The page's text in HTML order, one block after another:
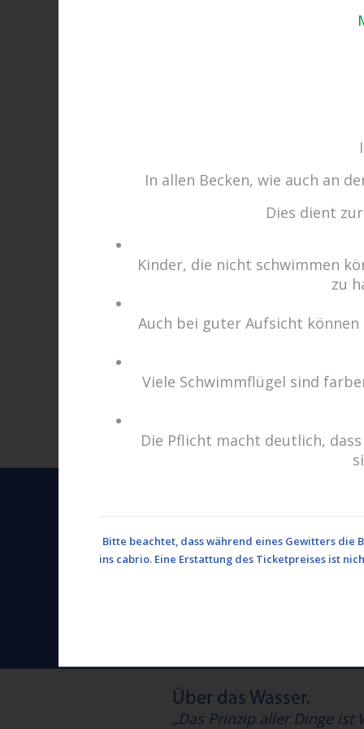
48308 Senden
Über das Wasser.
„Das Prinzip aller Dinge ist
In allen Becken, wie auch an
Dies dient
Kinder, die nicht schwimmen
zu
Auch bei guter Aufsicht
Viele Schwimmflügel sind
Die Pflicht macht deutlich,
Bitte beachtet, dass während eines Gewitters die
ins cabrio. Eine Erstattung des Ticketpreises ist